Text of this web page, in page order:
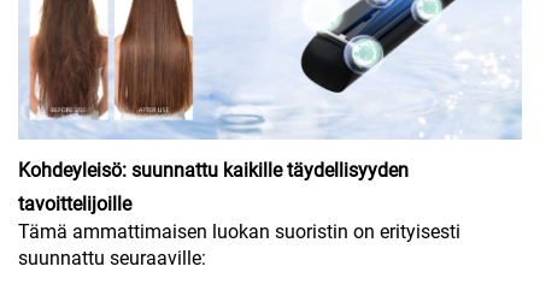
Kohdeyleisö: suunnattu kaikille täydellisyyden
tavoittelijoille
Tämä ammattimaisen luokan suoristin on erityisesti
suunnattu seuraaville: